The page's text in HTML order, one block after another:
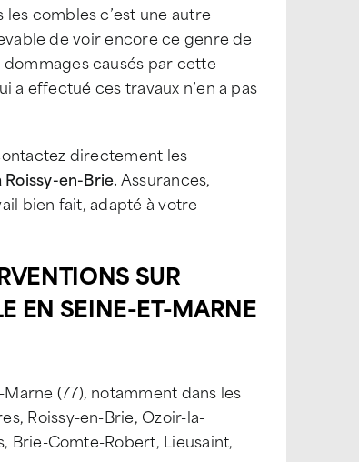
combles c’est une autre
de voir encore ce genre de
dommages causés par cette
a effectué ces travaux n’en a pas
directement les
en-Brie.Assurances,
bien fait, adapté à votre
SUR
EN SEINE-ET-MARNE
(77), notamment dans les
Roissy-en-Brie, Ozoir-la-
Brie-Comte-Robert, Lieusaint,